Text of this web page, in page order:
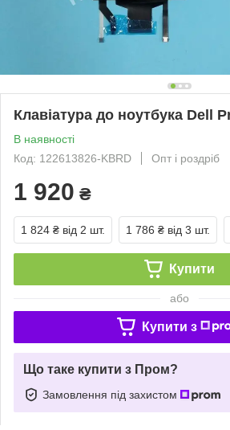
Клавіатура до ноутбука Dell
В наявності
Код: 122613826-KBRD
Опт і роздріб
1 920 ₴
1 824 ₴ від 2 шт. 1 786 ₴ від 3 шт.
Купити
або
Купити з
Що таке купити з Пром?
Замовлення під захистом